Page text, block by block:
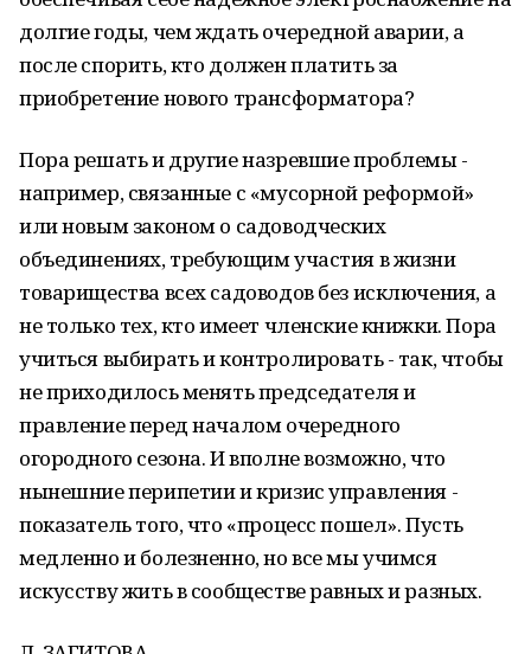
долгие годы, чем ждать очередной аварии, а
после спорить, кто должен платить за
приобретение нового трансформатора?
Пора решать и другие назревшие проблемы -
например, связанные с «мусорной реформой»
или новым законом о садоводческих
объединениях, требующим участия в жизни
товарищества всех садоводов без исключения, а
не только тех, кто имеет членские книжки. Пора
учиться выбирать и контролировать - так, чтобы
не приходилось менять председателя и
правление перед началом очередного
огородного сезона. И вполне возможно, что
нынешние перипетии и кризис управления -
показатель того, что «процесс пошел». Пусть
медленно и болезненно, но все мы учимся
искусству жить в сообществе равных и разных.